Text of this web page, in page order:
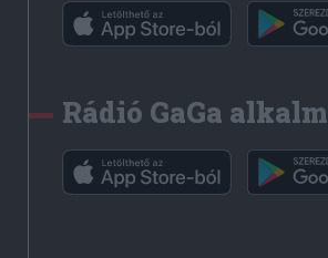
Rádió GaGa